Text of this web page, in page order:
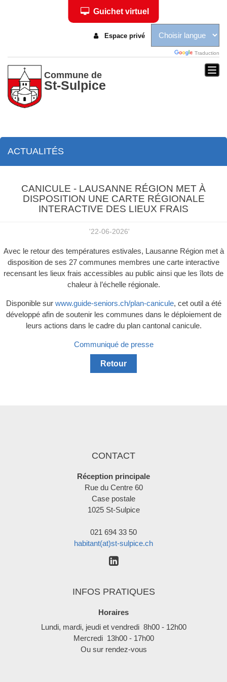
Traduction
Espace privé
Guichet virtuel
Commune de
St-Sulpice
ACTUALITÉS
CANICULE - LAUSANNE RÉGION MET À
DISPOSITION UNE CARTE RÉGIONALE
INTERACTIVE DES LIEUX FRAIS
'22-06-2026'
Avec le retour des températures estivales, Lausanne Région met à
disposition de ses 27 communes membres une carte interactive
recensant les lieux frais accessibles au public ainsi que les îlots de
chaleur à l’échelle régionale.
Disponible sur www.guide-seniors.ch/plan-canicule, cet outil a été
développé afin de soutenir les communes dans le déploiement de
leurs actions dans le cadre du plan cantonal canicule.
Communiqué de presse
Retour
CONTACT
Réception principale
Rue du Centre 60
Case postale
1025 St-Sulpice
021 694 33 50
habitant(at)st-sulpice.ch
INFOS PRATIQUES
Horaires
Lundi, mardi, jeudi et vendredi 8h00 - 12h00
Mercredi 13h00 - 17h00
Ou sur rendez-vous